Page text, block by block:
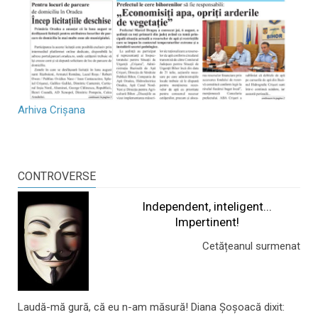
Arhiva Crișana
CONTROVERSE
Independent, inteligent...
Impertinent!
Cetățeanul surmenat
Laudă-mă gură, că eu n-am măsură! Diana Șoșoacă dixit: